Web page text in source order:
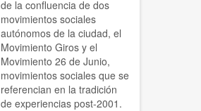
de la confluencia de dos
movimientos sociales
autónomos de la ciudad, el
Movimiento Giros y el
Movimiento 26 de Junio,
movimientos sociales que se
referencian en la tradición
de experiencias post-2001.